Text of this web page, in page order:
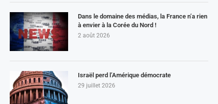
Dans le domaine des médias, la France n’a rien
à envier à la Corée du Nord !
2 août 2026
Israël perd l’Amérique démocrate
29 juillet 2026